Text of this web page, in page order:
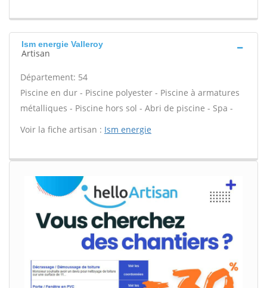
Ism energie Valleroy
Artisan
Département: 54
Piscine en dur - Piscine polyester - Piscine à armatures
métalliques - Piscine hors sol - Abri de piscine - Spa -
Voir la fiche artisan : Ism energie